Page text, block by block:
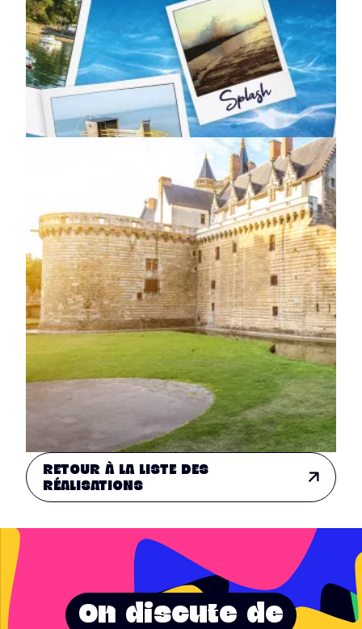
RETOUR À LA LISTE DES
RÉALISATIONS
On discute de